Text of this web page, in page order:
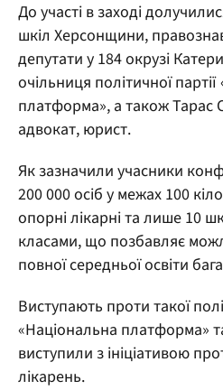
До участі в заході
шкіл Херсонщини,
депутати у 184 окрузі
очільниця політичної
платформа», а також Тарас
адвокат, юрист.
Як зазначили учасники
200 000 осіб у межах 100
опорні лікарні та лише 10
класами, що позбавляє
повної середньої освіти
Виступають проти такої
«Національна платформа»
виступили з ініціативою
лікарень.